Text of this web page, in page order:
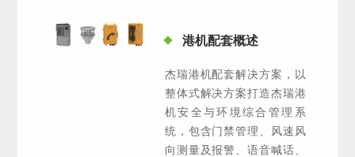
港机配套概述
杰瑞港机配套解决方案，以
整体式解决方案打造杰瑞港
机安全与环境综合管理系
统，包含门禁管理、风速风
向测量及报警、语音喊话、